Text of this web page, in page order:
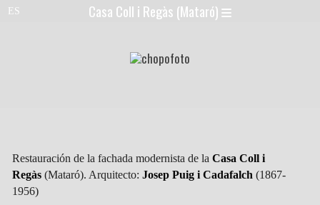
Casa Coll i Regàs (Mataró)
Restauración de la fachada modernista de la Casa Coll i
Regàs (Mataró). Arquitecto: Josep Puig i Cadafalch (1867-
1956)